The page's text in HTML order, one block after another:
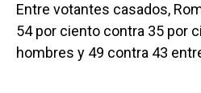
Entre votantes casados,
54 por ciento contra 35 por
hombres y 49 contra 43